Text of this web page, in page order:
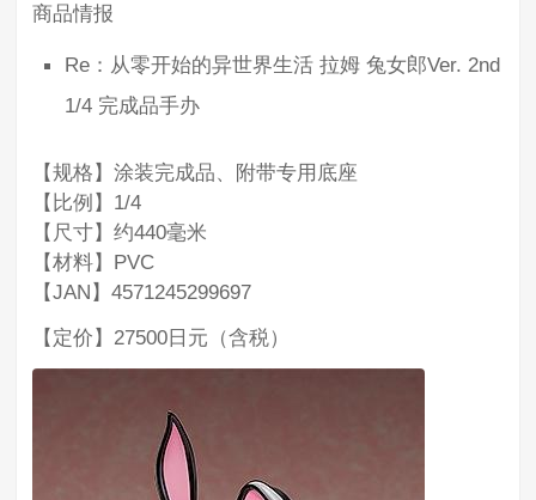
商品情报
Re：从零开始的异世界生活 拉姆 兔女郎Ver. 2nd
1/4 完成品手办
【规格】涂装完成品、附带专用底座
【比例】1/4
【尺寸】约440毫米
【材料】PVC
【JAN】4571245299697
【定价】27500日元（含税）